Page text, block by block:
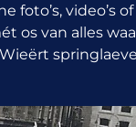
foto’s, video’s
os van alles